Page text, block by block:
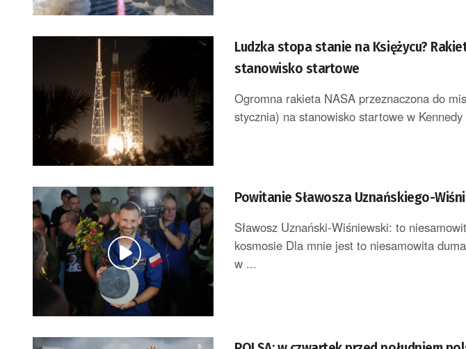
Ludzka stopa stanie na Księżycu?
stanowisko startowe
Ogromna rakieta NASA przeznaczona do
stycznia) na stanowisko startowe w
Powitanie Sławosza Uznańskiego-
Sławosz Uznański-Wiśniewski: to
kosmosie Dla mnie jest to niesamowita
w ...